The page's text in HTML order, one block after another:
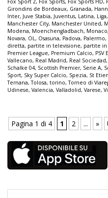
Girondins de Bordeaux, Granada,
Inter, Juve Stabia, Juventus, Latina, Liga,
Manchester City, Manchester United,
Modena, Moenchengladbach, Monaco,
Novara, OL , Osasuna, Padova, Palermo,
diretta, partite in televisione, partite in
Premier League, Premium Calcio, PSV
Vallecano, Real Madrid, Real Sociedad,
Schalke 04, Scottish Premier, Serie A,
Sport, Sky Super Calcio, Spezia, St
Ternana,Tolosa, torino,Torneo di
Udinese, Valencia, Valladolid, Varese,
Pagina 1 di 4 1 2 ... »